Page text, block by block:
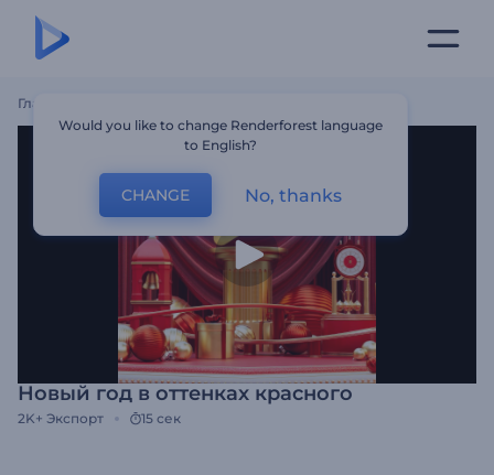
Главная
Новый год в оттенках красного
2K+ Экспорт 15 сек
Would you like to change Renderforest language
to English?
CHANGE No, thanks